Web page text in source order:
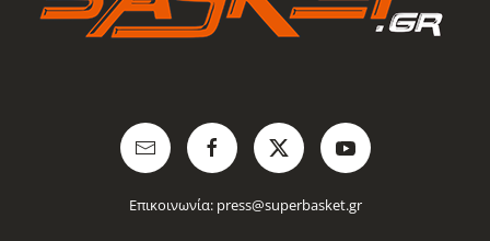
Επικοινωνία: press@superbasket.gr